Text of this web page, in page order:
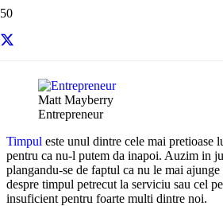
Matt Mayberry
Entrepreneur
Timpul este unul dintre cele mai pretioase
pentru ca nu-l putem da inapoi. Auzim in
plangandu-se de faptul ca nu le mai
despre timpul petrecut la serviciu sau cel
insuficient pentru foarte multi dintre noi.